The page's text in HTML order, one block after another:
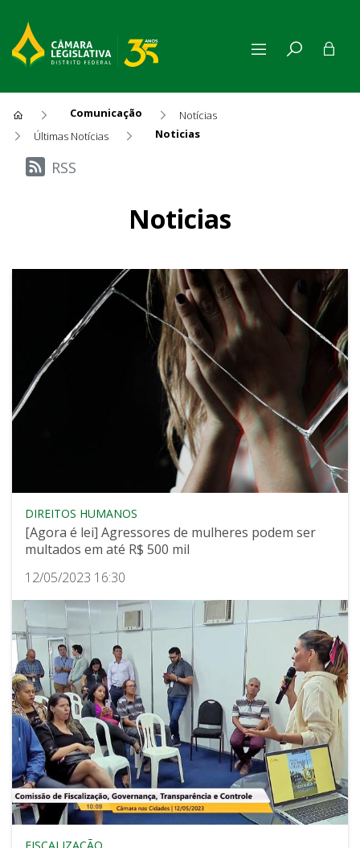
Comunicação
Notícias
Últimas Notícias
Noticias
Últimas Notícias
RSS
Noticias
DIREITOS HUMANOS
[Agora é lei] Agressores de mulheres podem ser
multados em até R$ 500 mil
12/05/2023 16:30